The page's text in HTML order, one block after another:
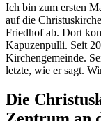
Ich bin zum ersten
auf die
Friedhof ab. Dort
Kapuzenpulli. Seit
Kirchengemeinde.
letzte, wie er sagt.
Die